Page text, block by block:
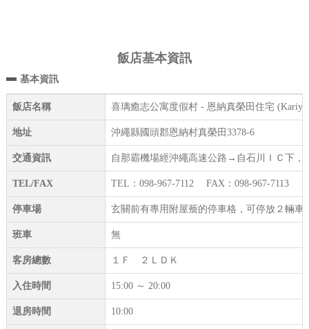
飯店基本資訊
基本資訊
飯店名稱 喜璃癒志公寓度假村 - 恩納真榮田住宅
地址 沖繩縣國頭郡恩納村真榮田3378-6
交通資訊 自那霸機場經沖繩高速公路→自石川ＩＣ下，
TEL/FAX TEL：098-967-7112 FAX：098-967-7113
停車場 玄關前有專用附屋簷的停車格，可停放２輛車
班車 無
客房總數 １Ｆ ２ＬＤＫ
入住時間 15:00 ～ 20:00
退房時間 10:00